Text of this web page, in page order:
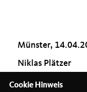
Münster,
Niklas Plätzer
Cookie Hinweis